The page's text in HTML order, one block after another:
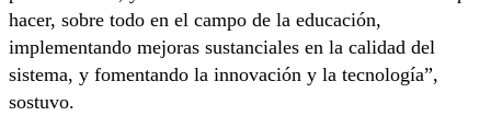
hacer, sobre todo en el campo de la educación,
implementando mejoras sustanciales en la calidad del
sistema, y fomentando la innovación y la tecnología”,
sostuvo.